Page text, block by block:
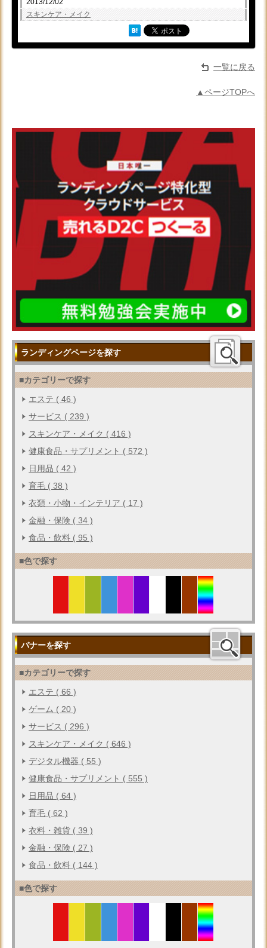
2013/12/02
スキンケア・メイク
一覧に戻る
▲ページTOPへ
ランディングページを探す
■カテゴリーで探す
エステ ( 46 )
サービス ( 239 )
スキンケア・メイク ( 416 )
健康食品・サプリメント ( 572 )
日用品 ( 42 )
育毛 ( 38 )
衣類・小物・インテリア ( 17 )
金融・保険 ( 34 )
食品・飲料 ( 95 )
■色で探す
バナーを探す
■カテゴリーで探す
エステ ( 66 )
ゲーム ( 20 )
サービス ( 296 )
スキンケア・メイク ( 646 )
デジタル機器 ( 55 )
健康食品・サプリメント ( 555 )
日用品 ( 64 )
育毛 ( 62 )
衣料・雑貨 ( 39 )
金融・保険 ( 27 )
食品・飲料 ( 144 )
■色で探す